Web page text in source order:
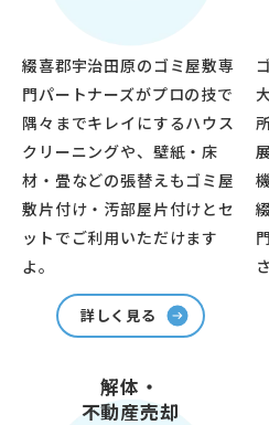
綴喜郡宇治田原のゴミ屋敷専
門パートナーズがプロの技で
隅々までキレイにするハウス
クリーニングや、壁紙・床
材・畳などの張替えもゴミ屋
敷片付け・汚部屋片付けとセ
ットでご利用いただけます
よ。
詳しく見る
解体・
不動産売却